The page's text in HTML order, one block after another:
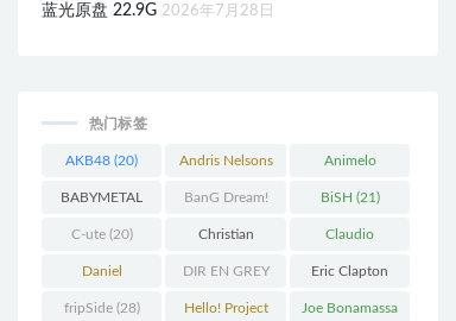
蓝光原盘 22.9G 2026年7月28日
热门标签
AKB48 (20) Andris Nelsons
(22)
Animelo
Summer Live
(34)
BABYMETAL
(22)
BanG Dream!
(48)
BiSH (21)
C-ute(20) Christian
Thielemann(36)
Claudio
Abbado(25)
Daniel
Barenboim(37)
DIR EN GREY
(27)
Eric Clapton
(27)
fripSide(28) Hello! Project Joe Bonamassa